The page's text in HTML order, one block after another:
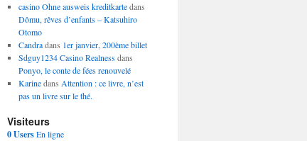
casino Ohne ausweis kreditkartedans
Dômu, rêves d’enfants – Katsuhiro
Otomo
Candradans 1er janvier, 200ème billet
Sdguy1234 Casino Realnessdans
Ponyo, le conte de fées renouvelé
Karinedans Attention : ce livre, n’est
pas un livre sur le thé.
Visiteurs
0 UsersEn ligne